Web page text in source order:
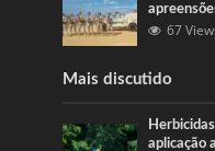
67
Mais discutido
aplicação